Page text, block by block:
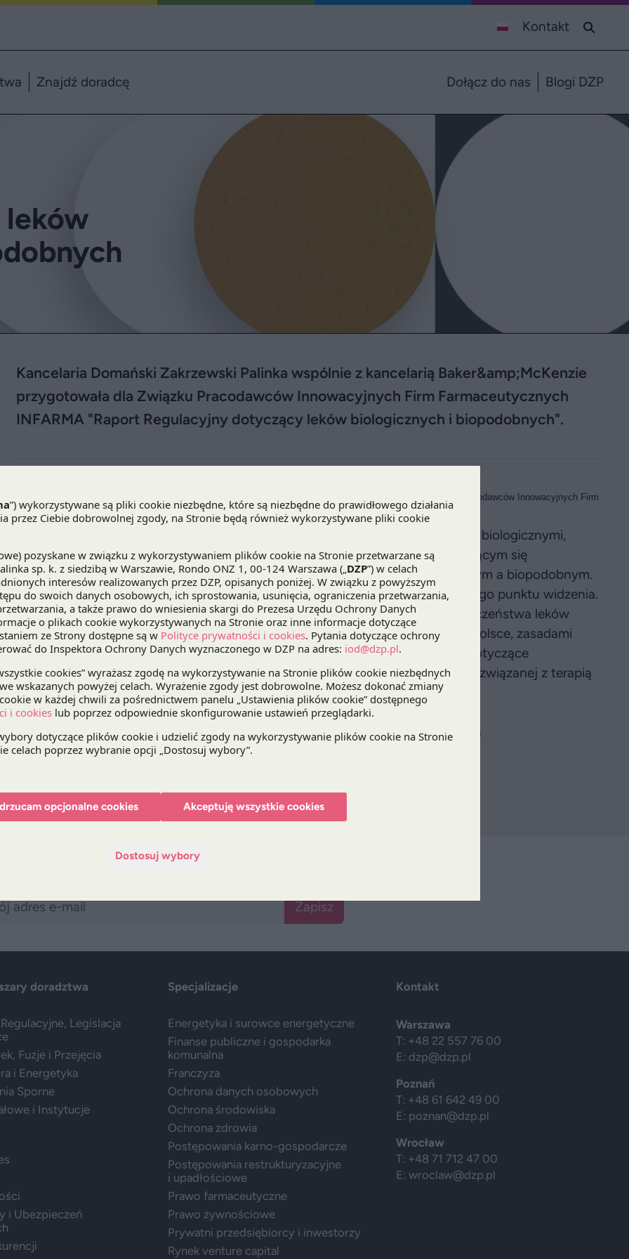
Kontakt
Znajdź doradcę Dołącz do nas Blogi DZP
leków
Kancelaria Domański Zakrzewski Palinka wspólnie z kancelarią Baker&amp;McKenzie
przygotowała dla Związku Pracodawców Innowacyjnych Firm Farmaceutycznych
INFARMA "Raport Regulacyjny dotyczący leków biologicznych i biopodobnych".
Kancelaria Domański Zakrzewski Palinka wspólnie z kancelarią Baker&McKenzie przygotowała dla Związku Pracodawców Innowacyjnych Firm
Farmaceutycznych INFARMA "Raport Regulacyjny dotyczący leków biologicznych i biopodobnych
Jednym z podstawowych celów raportu jest wykazanie różnicy między lekami biologicznymi,
biopodobnymi a generycznymi. W tym zakresie, wykazanie, iż wbrew pojawiającym się
stanowiskom, nie można stawiać znaku równości pomiędzy lekiem generycznym a biopodobnym.
W raporcie powyższe różnice i rozbieżności zostały przeanalizowane z prawnego punktu widzenia.
Kompleksowo omówione zostały kwestie związane z monitorowaniem bezpieczeństwa leków
biologicznych i biopodobnych (ramy prawne), ich refundacją oraz reklamą w Polsce, zasadami
preskrypcji lekarskiej i wydawania leków w aptece w Polsce, a także kwestie dotyczące
odpowiedzialności (producenta, lekarza, podmiotów leczniczych, farmaceuty) związanej z terapią
i zamianą leków.
Zachęcamy do lektury Raportu!
Raport Regulacyjny dotyczący leków biologicznych i biopodobnych
luty 2014
Zapisz
doradztwa
Legislacja
Fuzje i Przejęcia
i Energetyka
Sporne
i Instytucje
i Ubezpieczeń
Specjalizacje
Energetyka i surowce energetyczne
Finanse publiczne i gospodarka
komunalna
Franczyza
Ochrona danych osobowych
Ochrona środowiska
Ochrona zdrowia
Postępowania karno-gospodarcze
Postępowania restrukturyzacyjne
i upadłościowe
Prawo farmaceutyczne
Prawo żywnościowe
Prywatni przedsiębiorcy i inwestorzy
Rynek venture capital
Kontakt
Warszawa
T: +48 22 557 76 00
E: dzp@dzp.pl
Poznań
T: +48 61 642 49 00
E: poznan@dzp.pl
Wrocław
T: +48 71 712 47 00
E: wroclaw@dzp.pl
opcjonalne cookies Akceptuję wszystkie cookies
Dostosuj wybory